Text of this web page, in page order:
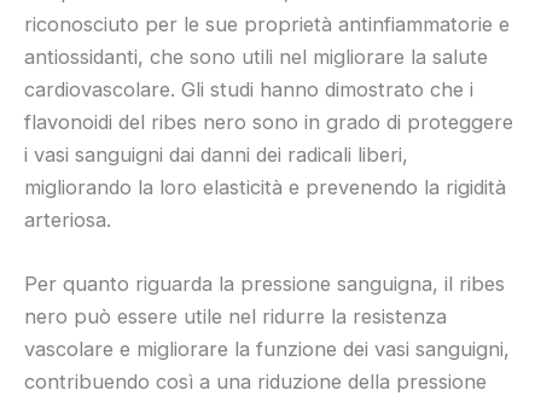
riconosciuto per le sue proprietà antinfiammatorie e
antiossidanti, che sono utili nel migliorare la salute
cardiovascolare. Gli studi hanno dimostrato che i
flavonoidi del ribes nero sono in grado di proteggere
i vasi sanguigni dai danni dei radicali liberi,
migliorando la loro elasticità e prevenendo la rigidità
arteriosa.
Per quanto riguarda la pressione sanguigna, il ribes
nero può essere utile nel ridurre la resistenza
vascolare e migliorare la funzione dei vasi sanguigni,
contribuendo così a una riduzione della pressione